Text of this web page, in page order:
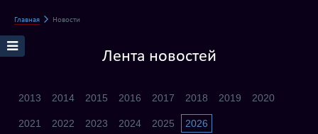
Главная Новости
Лента новостей
2013 2014 2015 2016 2017 2018 2019 2020
2021 2022 2023 2024 2025 2026